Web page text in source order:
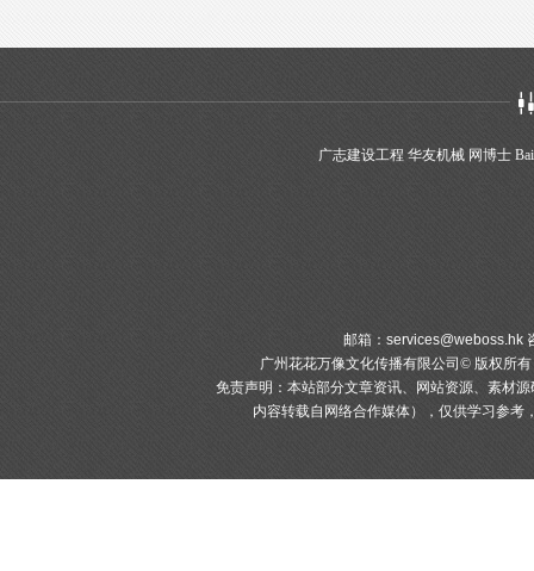
广志建设工程 华友机械 网博士
邮箱： services@weboss.hk
广州花花万像文化传播有限公司© 版权所有
免责声明：本站部分文章资讯、网站资源、素材
内容转载自网络合作媒体），仅供学习参